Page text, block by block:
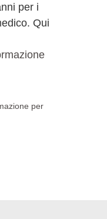
per i
Qui
per